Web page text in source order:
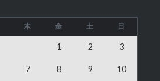
木 金 土 日
1 2 3
7 8 9 10